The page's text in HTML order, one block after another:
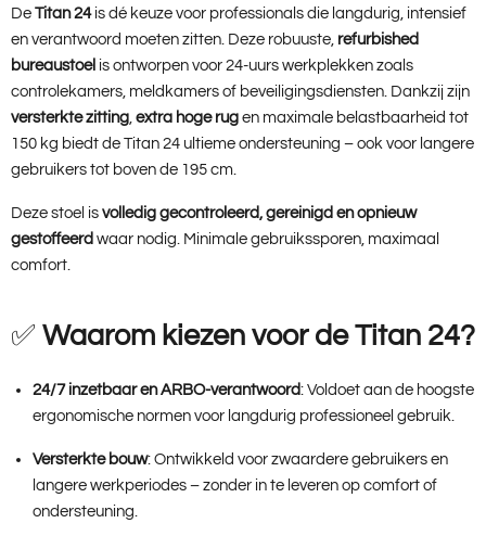
De Titan 24is dé keuze voor professionals die langdurig, intensief
en verantwoord moeten zitten. Deze robuuste, refurbished
bureaustoel is ontworpen voor 24-uurs werkplekken zoals
controlekamers, meldkamers of beveiligingsdiensten. Dankzij zijn
versterkte zitting, extra hoge rug en maximale belastbaarheid tot
150 kg biedt de Titan 24 ultieme ondersteuning – ook voor langere
gebruikers tot boven de 195 cm.
Deze stoel is volledig gecontroleerd, gereinigd en opnieuw
gestoffeerd waar nodig. Minimale gebruikssporen, maximaal
comfort.
✅ Waarom kiezen voor de Titan 24?
24/7 inzetbaar en ARBO-verantwoord: Voldoet aan de hoogste
ergonomische normen voor langdurig professioneel gebruik.
Versterkte bouw: Ontwikkeld voor zwaardere gebruikers en
langere werkperiodes – zonder in te leveren op comfort of
ondersteuning.